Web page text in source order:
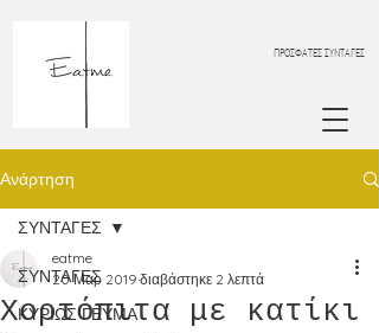
ΠΡΟΣΦΑΤΕΣ ΣΥΝΤΑΓΕΣ
Ανάρτηση
ΣΥΝΤΑΓΕΣ
ΚΥΡΙΩΣ ΓΕΥΜΑ
ΣΥΝΤΑΓΕΣ
Χορτόπιτα με κατίκι
eatme
20 Μαρ 2019 διαβάστηκε 2 λεπτά